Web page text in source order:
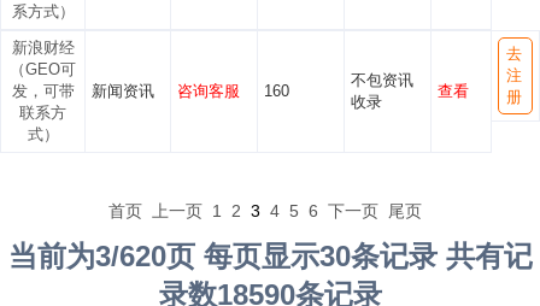
系方式）
新浪财经
（GEO可
发，可带
联系方
式）
新闻资讯 咨询客服 160
不包资讯
收录
查看
去
注
册
首页 上一页 1 2 3 4 5 6 下一页 尾页
当前为3/620页 每页显示30条记录 共有记
录数18590条记录